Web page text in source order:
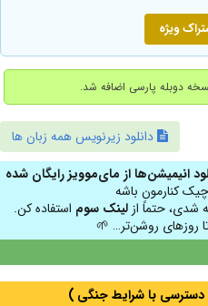
ویژه
دانلود زیرنویس همه زبان ها
انیمیشن‌ها از مای‌موویز رایگان شده
کنارمون باشه
شدی، حتماً از لینک سوم استفاده کن.
روزهای روشن‌تر… 🌱
دسترسی با شرایط جنگی )